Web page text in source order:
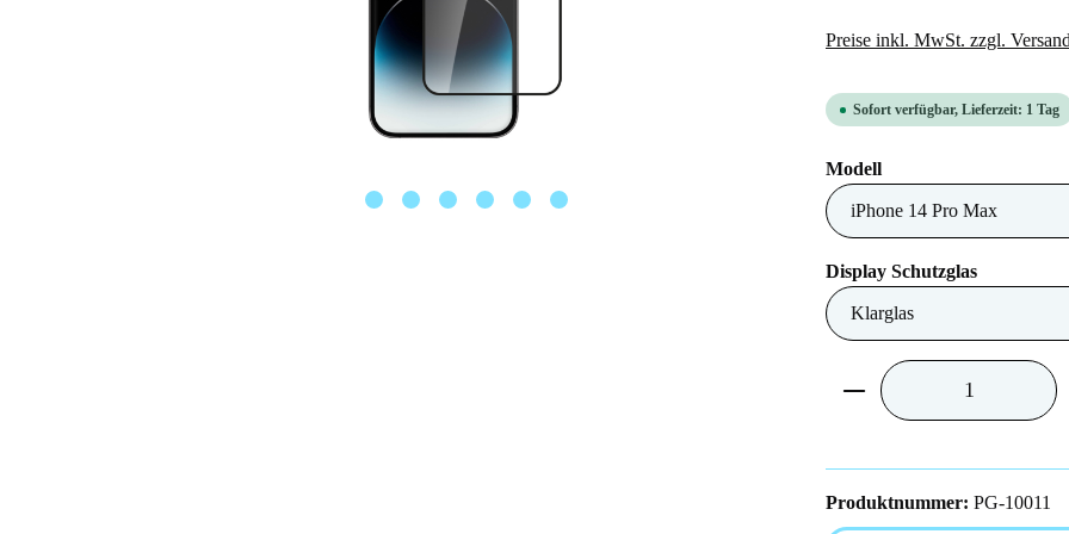
Preise inkl. MwSt. zzgl.
Sofort verfügbar, Lieferzeit: 1 Tag
Modellauswählen
Display Schutzglasauswählen
Produkt Anzahl:
Produktnummer: PG-10011